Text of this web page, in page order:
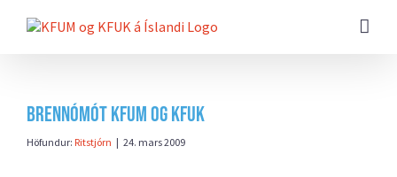
beint
Brennómót KFUM og KFUK
Höfundur: Ritstjórn | 24. mars 2009